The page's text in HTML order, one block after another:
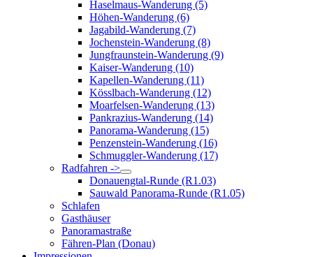
Haselmaus-Wanderung (5)
Höhen-Wanderung (6)
Jagabild-Wanderung (7)
Jochenstein-Wanderung (8)
Jungfraunstein-Wanderung (9)
Kaiser-Wanderung (10)
Kapellen-Wanderung (11)
Kösslbach-Wanderung (12)
Moarfelsen-Wanderung (13)
Pankrazius-Wanderung (14)
Panorama-Wanderung (15)
Penzenstein-Wanderung (16)
Schmuggler-Wanderung (17)
Radfahren ->
Donauengtal-Runde (R1.03)
Sauwald Panorama-Runde (R1.05)
Schlafen
Gasthäuser
Panoramastraße
Fähren-Plan (Donau)